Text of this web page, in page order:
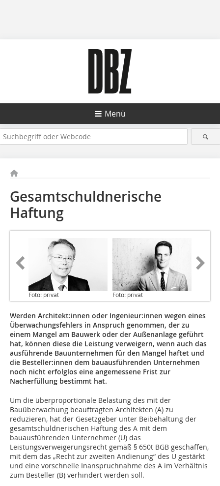
Menü
Gesamtschuldnerische
Haftung
Foto: privat Foto: privat
Werden Architekt:innen oder Ingenieur:innen wegen eines
Überwachungs­fehlers in Anspruch genommen, der zu
einem Mangel am Bauwerk oder der Außenanlage geführt
hat, können diese die Leistung verweigern, wenn auch das
ausführende Bauunternehmen für den Mangel haftet und
die Besteller:innen dem bauausführenden Unternehmen
noch nicht erfolglos eine angemessene Frist zur
Nacherfüllung bestimmt hat.
Um die überproportionale Belastung des mit der
Bauüberwachung beauftragten Architekten (A) zu
reduzieren, hat der Gesetzgeber unter Beibehaltung der
gesamtschuldnerischen Haftung des A mit dem
bauausführenden Unternehmer (U) das
Leistungsverweigerungsrecht gemäß § 650t BGB geschaffen,
mit dem das „Recht zur zweiten Andienung“ des U gestärkt
und eine vorschnelle Inanspruchnahme des A im Verhältnis
zum Besteller (B) verhindert werden soll.